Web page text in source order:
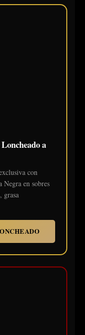
a
con
en sobres
grasa